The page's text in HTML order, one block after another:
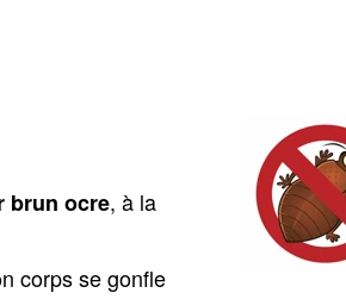
brun ocre, à la
corps se gonfle